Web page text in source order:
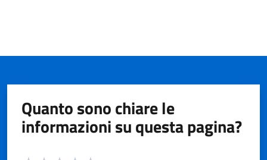
Quanto sono chiare le
informazioni su questa pagina?